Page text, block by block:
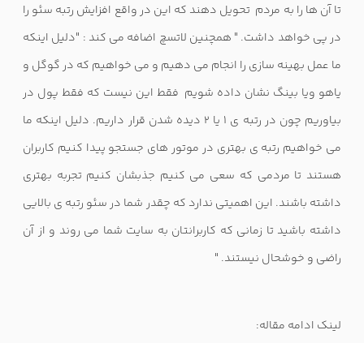
تا آن ها را به مردم تحویل دهند که این در واقع افزایش رتبه سئو را
در پی خواهد داشت. " همچنین لاتسچ اضافه می کند : "دلیل اینکه
ما عمل بهینه سازی را انجام می دهیم و می خواهیم که در گوگل و
یاهو ویا بینگ نشان داده شویم فقط این نیست که فقط پول در
بیاوریم چون در رتبه ی 1 یا 2 دیده شدن قرار داریم. دلیل اینکه ما
می خواهیم رتبه ی بهتری در موتور های جستجو پیدا کنیم کاربران
هستند تا مردمی که سعی می کنیم جذبشان کنیم تجربه بهتری
داشته باشند. این اهمیتی ندارد که چقدر شما در سئو رتبه ی بالایی
داشته باشید تا زمانی که کاربرانتان به سایت شما می روند و از آن
راضی و خوشحال نیستند. "
لینک ادامه مقاله: